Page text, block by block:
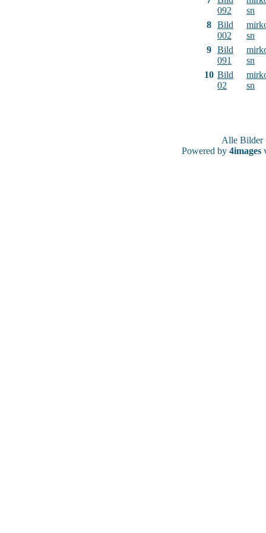
092
sn
8 Bild
002
sn
9 Bild
091
sn
10 Bild
02
sn
Alle
Powered by 4images